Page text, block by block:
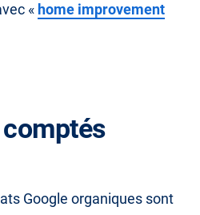
« home improvement
Google organiques sont